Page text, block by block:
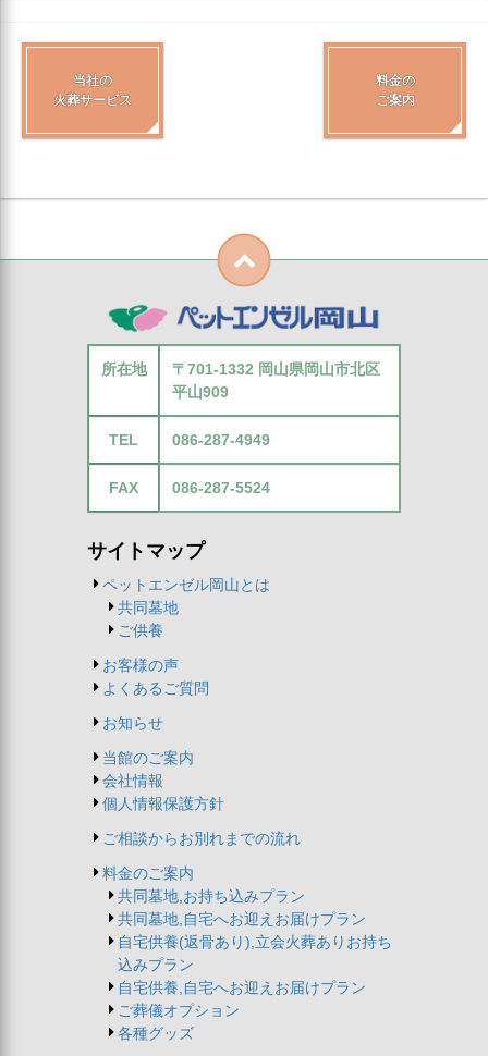
当社の
火葬サービス
料金の
ご案内
所在地
〒701-1332 岡山県岡山市北区
平山909
TEL 086-287-4949
FAX 086-287-5524
サイトマップ
ペットエンゼル岡山とは
共同墓地
ご供養
お客様の声
よくあるご質問
お知らせ
当館のご案内
会社情報
個人情報保護方針
ご相談からお別れまでの流れ
料金のご案内
共同墓地,お持ち込みプラン
共同墓地,自宅へお迎えお届けプラン
自宅供養(返骨あり),立会火葬ありお持ち
込みプラン
自宅供養,自宅へお迎えお届けプラン
ご葬儀オプション
各種グッズ